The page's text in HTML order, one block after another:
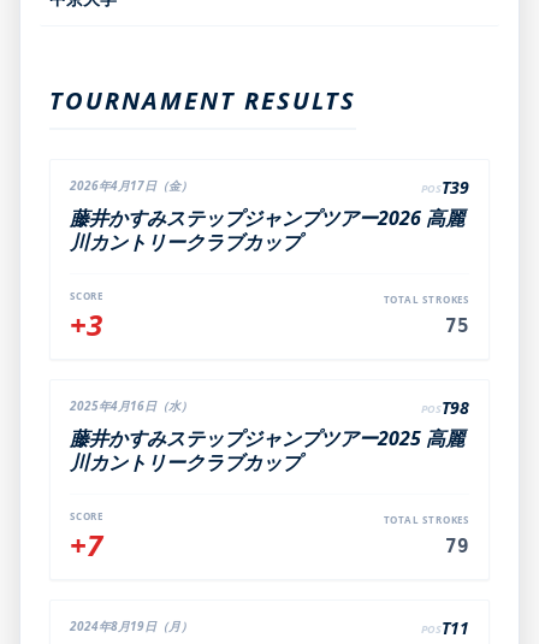
TOURNAMENT RESULTS
2026年4月17日（金） POST39
藤井かすみステップジャンプツアー2026 高麗
川カントリークラブカップ
SCORE
+3
TOTAL STROKES
75
2025年4月16日（水） POST98
藤井かすみステップジャンプツアー2025 高麗
川カントリークラブカップ
SCORE
+7
TOTAL STROKES
79
2024年8月19日（月） POST11